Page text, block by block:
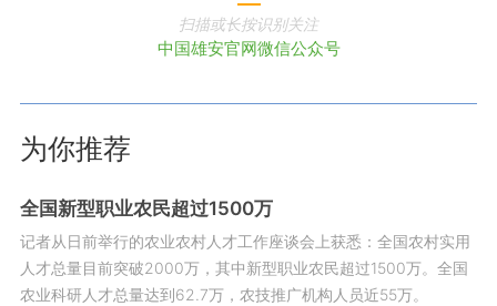
扫描或长按识别关注
中国雄安官网微信公众号
为你推荐
全国新型职业农民超过1500万
记者从日前举行的农业农村人才工作座谈会上获悉：全国农村实用
人才总量目前突破2000万，其中新型职业农民超过1500万。全国
农业科研人才总量达到62.7万，农技推广机构人员近55万。